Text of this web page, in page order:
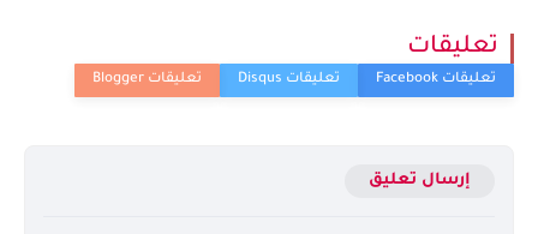
تعليقات
إرسال تعليق